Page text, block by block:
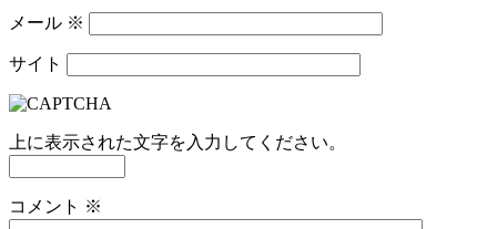
メール ※
サイト
上に表示された文字を入力してください。
コメント ※